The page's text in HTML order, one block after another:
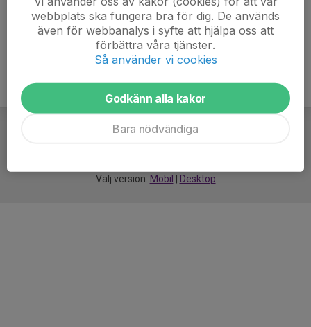
Välj version: Mobil Desktop
webbplats ska fungera bra för dig. De används
även för webbanalys i syfte att hjälpa oss att
förbättra våra tjänster.
Så använder vi cookies
Godkänn alla kakor
Bara nödvändiga